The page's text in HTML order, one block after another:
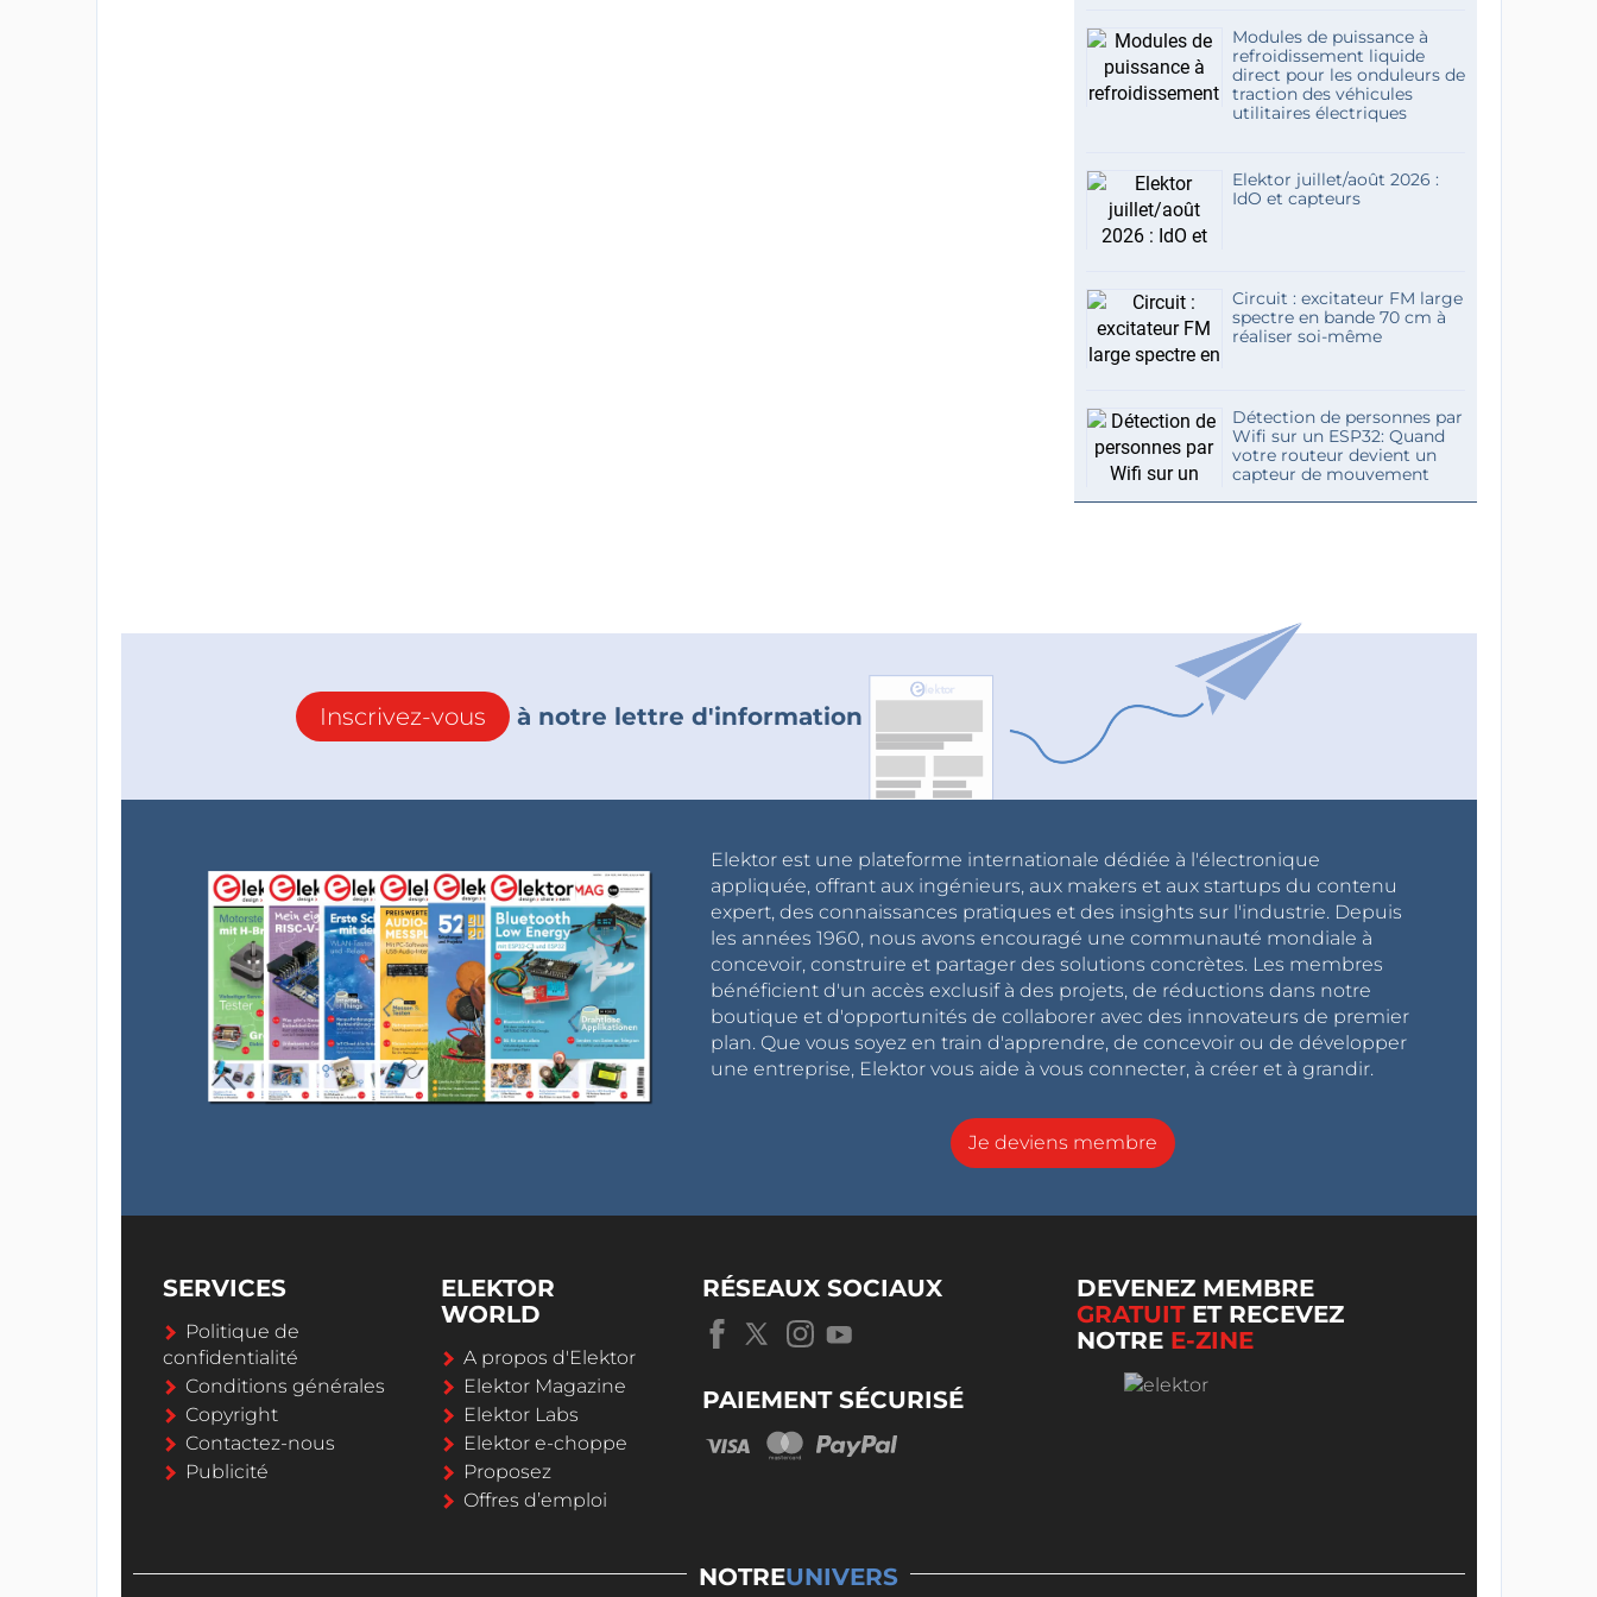
Modules de puissance à
refroidissement liquide
direct pour les onduleurs de
traction des véhicules
utilitaires électriques
Elektor juillet/août 2026 :
IdO et capteurs
Circuit : excitateur FM large
spectre en bande 70 cm à
réaliser soi-même
Détection de personnes par
Wifi sur un ESP32: Quand
votre routeur devient un
capteur de mouvement
Inscrivez-vous à notre lettre d'information
Elektor est une plateforme internationale dédiée à l'électronique
appliquée, offrant aux ingénieurs, aux makers et aux startups du contenu
expert, des connaissances pratiques et des insights sur l'industrie. Depuis
les années 1960, nous avons encouragé une communauté mondiale à
concevoir, construire et partager des solutions concrètes. Les membres
bénéficient d'un accès exclusif à des projets, de réductions dans notre
boutique et d'opportunités de collaborer avec des innovateurs de premier
plan. Que vous soyez en train d'apprendre, de concevoir ou de développer
une entreprise, Elektor vous aide à vous connecter, à créer et à grandir.
Je deviens membre
SERVICES
Politique de
confidentialité
Conditions générales
Copyright
Contactez-nous
Publicité
ELEKTOR
WORLD
A propos d'Elektor
Elektor Magazine
Elektor Labs
Elektor e-choppe
Proposez
Offres d’emploi
RÉSEAUX SOCIAUX
PAIEMENT SÉCURISÉ
DEVENEZ MEMBRE
GRATUITET RECEVEZ
NOTRE E-ZINE
NOTREUNIVERS